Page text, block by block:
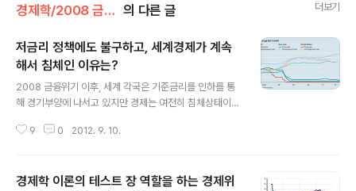
경제학/2008 금융위기 의 다른 글 더보기
저금리 정책에도 불구하고, 세계경제가 계속
해서 침체인 이유는?
2008 금융위기 이후, 세계 각국은 기준금리를 인하를 통
해 경기부양에 나서고 있지만 경제는 여전히 침체상태이
0.50%, 유로존은 0.75%로 기준금리를 낮게 유지하고 있
고 있다. ① 금융시장이 제대로 작동하지 않기 때문에 통화
9 0 2012. 9. 10.
경제학 이론의 테스트 장 역할을 하는 경제위